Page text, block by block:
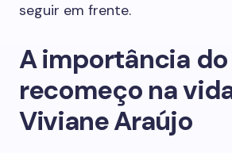
seguir em frente.
A importância do
recomeço na
Viviane Araújo